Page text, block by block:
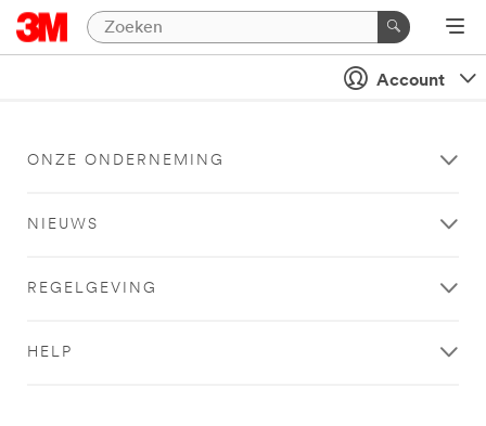
Account
ONZE ONDERNEMING
NIEUWS
REGELGEVING
HELP